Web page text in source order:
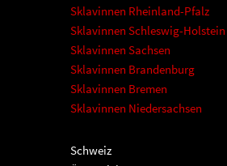
Sklavinnen Rheinland-Pfalz
Sklavinnen Schleswig-Holstein
Sklavinnen Sachsen
Sklavinnen Brandenburg
Sklavinnen Bremen
Sklavinnen Niedersachsen
Schweiz